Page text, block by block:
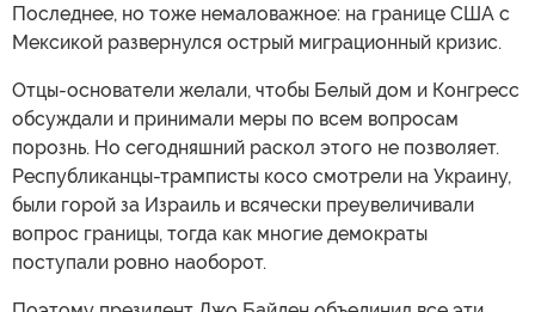
Последнее, но тоже немаловажное: на границе США с
Мексикой развернулся острый миграционный кризис.
Отцы-основатели желали, чтобы Белый дом и Конгресс
обсуждали и принимали меры по всем вопросам
порознь. Но сегодняшний раскол этого не позволяет.
Республиканцы-трамписты косо смотрели на Украину,
были горой за Израиль и всячески преувеличивали
вопрос границы, тогда как многие демократы
поступали ровно наоборот.